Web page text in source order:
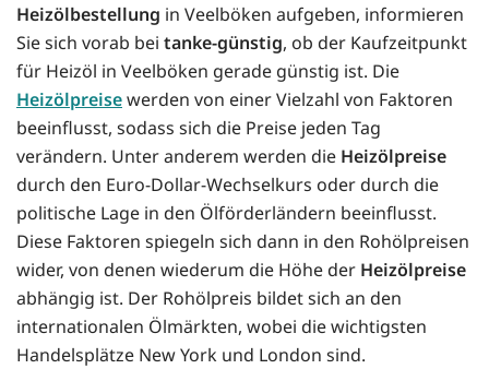
Heizölbestellung in Veelböken aufgeben, informieren
Sie sich vorab bei tanke-günstig, ob der Kaufzeitpunkt
für Heizöl in Veelböken gerade günstig ist. Die
Heizölpreisewerden von einer Vielzahl von Faktoren
beeinflusst, sodass sich die Preise jeden Tag
verändern. Unter anderem werden die Heizölpreise
durch den Euro-Dollar-Wechselkurs oder durch die
politische Lage in den Ölförderländern beeinflusst.
Diese Faktoren spiegeln sich dann in den Rohölpreisen
wider, von denen wiederum die Höhe der Heizölpreise
abhängig ist. Der Rohölpreis bildet sich an den
internationalen Ölmärkten, wobei die wichtigsten
Handelsplätze New York und London sind.